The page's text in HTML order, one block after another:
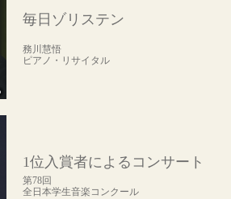
毎日ゾリステン
務川慧悟
ピアノ・リサイタル
1位入賞者によるコンサート
第78回
全日本学生音楽コンクール